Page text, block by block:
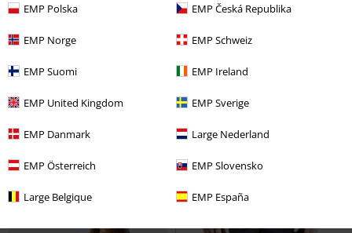
EMP Polska EMP Česká Republika
EMP Norge EMP Schweiz
EMP Suomi EMP Ireland
EMP United Kingdom EMP Sverige
EMP Danmark Large Nederland
EMP Österreich EMP Slovensko
Large Belgique EMP España
66% DTO
14,99 €
AZ358MB NOOS
Noisy May
Stock bajo
25,99 €
VI506DB FWD NOOS
+1